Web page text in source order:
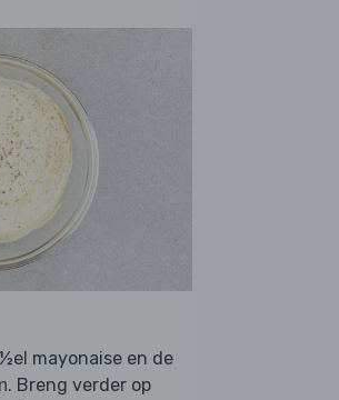
mayonaise en de
. Breng verder op